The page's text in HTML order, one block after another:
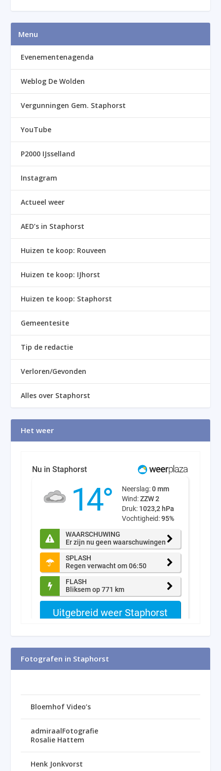
Menu
Evenementenagenda
Weblog De Wolden
Vergunningen Gem. Staphorst
YouTube
P2000 IJsselland
Instagram
Actueel weer
AED’s in Staphorst
Huizen te koop: Rouveen
Huizen te koop: IJhorst
Huizen te koop: Staphorst
Gemeentesite
Tip de redactie
Verloren/Gevonden
Alles over Staphorst
Het weer
Fotografen in Staphorst
Bloemhof Video’s
admiraalFotografie
Rosalie Hattem
Henk Jonkvorst